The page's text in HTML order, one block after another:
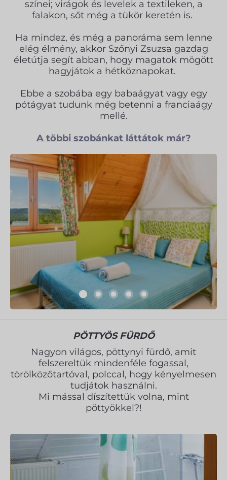
színei; virágok és levelek a textileken, a
falakon, sőt még a tükör keretén is.
Ha mindez, és még a panoráma sem lenne
elég élmény, akkor Szőnyi Zsuzsa gazdag
életútja segít abban, hogy magatok mögött
hagyjátok a hétköznapokat.
Ebbe a szobába egy babaágyat vagy egy
pótágyat tudunk még betenni a franciaágy
mellé.
A többi szobánkat láttátok már?
PÖTTYÖS FÜRDŐ
Nagyon világos, pöttynyi fürdő, amit
felszereltük mindenféle fogassal,
törölközőtartóval, polccal, hogy kényelmesen
tudjátok használni.
Mi mással díszítettük volna, mint
pöttyökkel?!